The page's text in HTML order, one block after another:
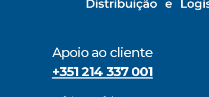
Apoio ao cliente
+351 214 337 001